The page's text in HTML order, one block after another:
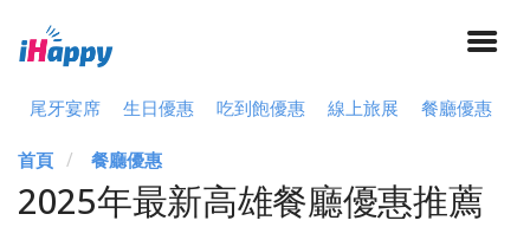
尾牙宴席 生日優惠 吃到飽優惠 線上旅展 餐廳優惠
首頁 餐廳優惠
2025年最新高雄餐廳優惠推薦